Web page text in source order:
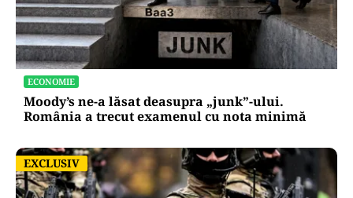
ECONOMIE
Moody’s ne-a lăsat deasupra „junk”-ului.
România a trecut examenul cu nota minimă
EXCLUSIV
EXCLUSIV